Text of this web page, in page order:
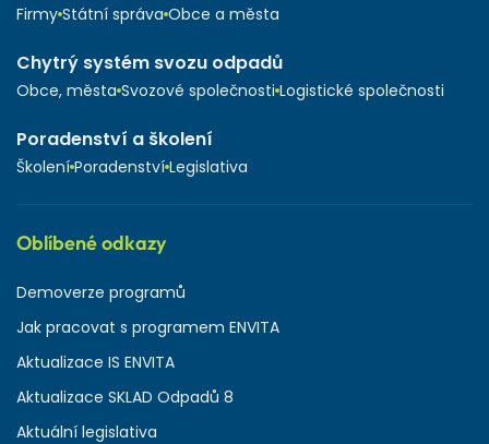
Firmy Státní správa Obce a města
Chytrý systém svozu odpadů
Obce, města Svozové společnosti Logistické společnosti
Poradenství a školení
Školení Poradenství Legislativa
Oblíbené odkazy
Demoverze programů
Jak pracovat s programem ENVITA
Aktualizace IS ENVITA
Aktualizace SKLAD Odpadů 8
Aktuální legislativa